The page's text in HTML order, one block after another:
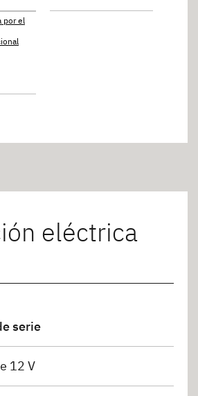
por el
eléctrica
serie
12 V